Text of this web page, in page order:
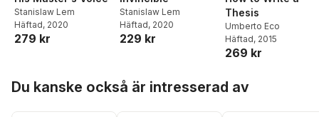
Stanislaw Lem
Häftad, 2020
279 kr
Stanislaw Lem
Häftad, 2020
229 kr
Thesis
Umberto Eco
Häftad, 2015
269 kr
Du kanske också är intresserad av